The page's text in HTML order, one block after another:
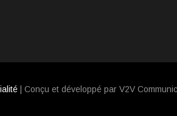
| Conçu et développé par V2V